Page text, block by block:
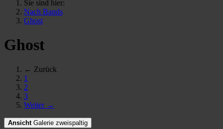
Sie sind hier:
Nach Bands
Ghost
Ghost
← Zurück
1
2
3
Weiter →
Ansicht Galerie zweispaltig